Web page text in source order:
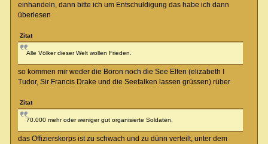
einhandeln, dann bitte ich um Entschuldigung das habe ich dann
überlesen
Zitat
Alle Völker dieser Welt wollen Frieden.
so kommen mir weder die Boron noch die See Elfen (elizabeth I
Tudor, Sir Francis Drake und die Seefalken lassen grüssen) rüber
Zitat
70.000 mehr oder weniger gut organisierte Soldaten,
das Offizierskorps ist zu schwach und zu dünn verteilt, unter dem